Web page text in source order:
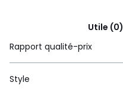
Utile (0)
Rapport qualité-prix
Style